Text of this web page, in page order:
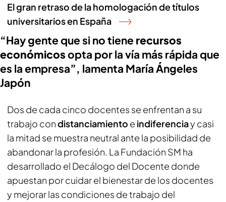
El gran retraso de la homologación de títulos
universitarios en España
“Hay gente que si no tiene recursos
económicosopta por la vía más rápida que
es la empresa”, lamenta María Ángeles
Japón
Dos de cada cinco docentes se enfrentan a su
trabajo condistanciamiento e indiferenciay casi
la mitad se muestra neutral ante la posibilidad de
abandonar la profesión. La Fundación SM ha
desarrollado el Decálogo del Docente donde
apuestan por cuidar el bienestar de los docentes
y mejorar las condiciones de trabajo del